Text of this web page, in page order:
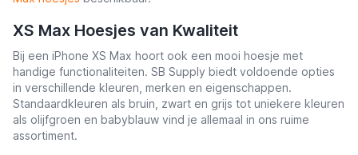
XS Max Hoesjes van Kwaliteit
Bij een iPhone XS Max hoort ook een mooi hoesje met
handige functionaliteiten. SB Supply biedt voldoende opties
in verschillende kleuren, merken en eigenschappen.
Standaardkleuren als bruin, zwart en grijs tot uniekere kleuren
als olijfgroen en babyblauw vind je allemaal in ons ruime
assortiment.